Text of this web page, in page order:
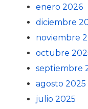
enero 2026
diciembre
noviembre
octubre
septiembre
agosto 2025
julio 2025